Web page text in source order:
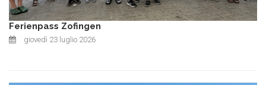
Ferienpass Zofingen
giovedì 23 luglio 2026